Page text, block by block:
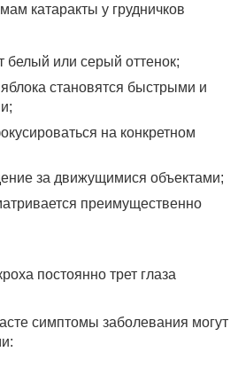
катаракты у грудничков
белый или серый оттенок;
становятся быстрыми и
на конкретном
за движущимися объектами;
преимущественно
постоянно трет глаза
симптомы заболевания могут